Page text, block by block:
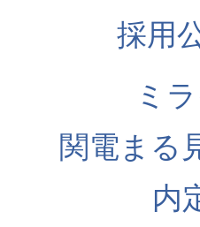
採用
ミ
関電まる
内